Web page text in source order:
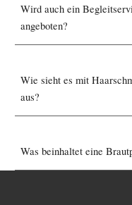
Wird auch ein
angeboten?
Wie sieht es mit
aus?
Was beinhaltet eine